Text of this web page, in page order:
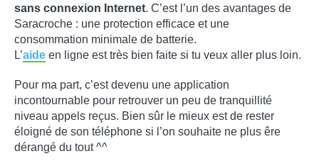
sans connexion Internet. C’est l’un des avantages de
Saracroche : une protection efficace et une
consommation minimale de batterie.
L’aide en ligne est très bien faite si tu veux aller plus loin.
Pour ma part, c’est devenu une application
incontournable pour retrouver un peu de tranquillité
niveau appels reçus. Bien sûr le mieux est de rester
éloigné de son téléphone si l’on souhaite ne plus êre
dérangé du tout ^^